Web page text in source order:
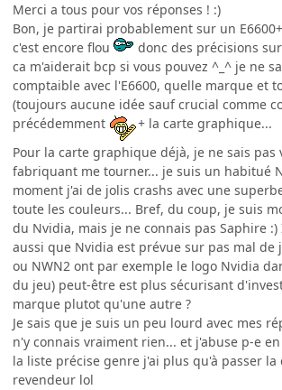
Merci a tous pour vos réponses ! :)
Bon, je partirai probablement sur un
c'est encore flou
donc des précisions
ca m'aiderait bcp si vous pouvez ^_^ je ne
comptaible avec l'E6600, quelle marque et
(toujours aucune idée sauf crucial comme
précédemment
+ la carte graphique...
Pour la carte graphique déjà, je ne sais pas
fabriquant me tourner... je suis un habitué
moment j'ai de jolis crashs avec une
toute les couleurs... Bref, du coup, je suis
du Nvidia, mais je ne connais pas Saphire
aussi que Nvidia est prévue sur pas mal de
ou NWN2 ont par exemple le logo Nvidia
du jeu) peut-être est plus sécurisant
marque plutot qu'une autre ?
Je sais que je suis un peu lourd avec mes
n'y connais vraiment rien... et j'abuse p-e
la liste précise genre j'ai plus qu'à passer la
revendeur lol